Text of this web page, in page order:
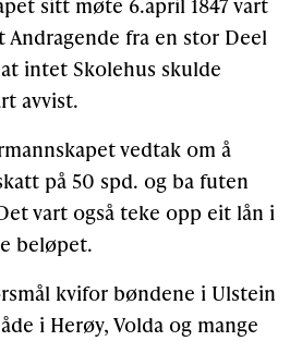
Andragende fra en stor Deel
intet Skolehus skulde
avvist.
vedtak om å
på 50 spd. og ba futen
vart også teke opp eit lån i
beløpet.
kvifor bøndene i Ulstein
i Herøy, Volda og mange